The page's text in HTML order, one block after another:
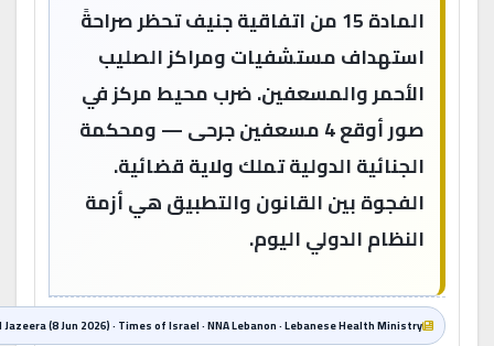
المادة 15 من اتفاقية جنيف تحظر صراحةً
استهداف مستشفيات ومراكز الصليب
الأحمر والمسعفين. ضرب محيط مركز في
صور أوقع 4 مسعفين جرحى — ومحكمة
الجنائية الدولية تملك ولاية قضائية.
الفجوة بين القانون والتطبيق هي أزمة
النظام الدولي اليوم.
Al Jazeera (8 Jun 2026) · Times of Israel · NNA Lebanon · Lebanese Health Ministry